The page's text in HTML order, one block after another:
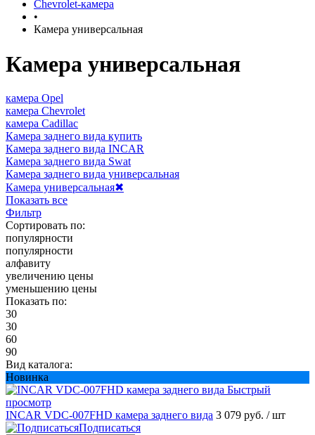
Chevrolet-камера
•
Камера универсальная
Камера универсальная
камера Opel
камера Chevrolet
камера Cadillac
Камера заднего вида купить
Камера заднего вида INCAR
Камера заднего вида Swat
Камера заднего вида универсальная
Камера универсальная✖
Показать все
Фильтр
Сортировать по:
популярности
популярности
алфавиту
увеличению цены
уменьшению цены
Показать по:
30
30
60
90
Вид каталога:
Новинка
Быстрый
просмотр
INCAR VDC-007FHD камера заднего вида 3 079 руб. / шт
Подписаться